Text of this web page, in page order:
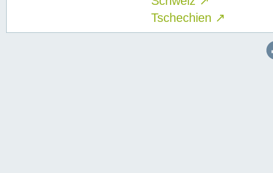
Tschechien ↗